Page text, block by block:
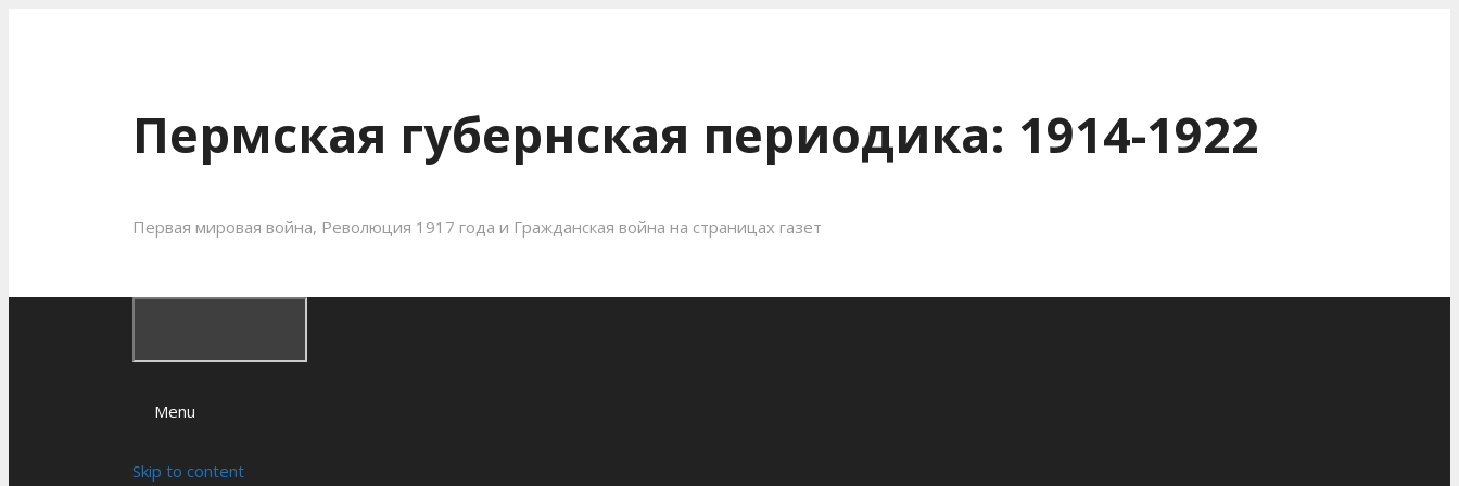
Пермская губернская периодика: 1914-1922
Первая мировая война, Революция 1917 года и Гражданская война на страницах газет
Menu
Skip to content